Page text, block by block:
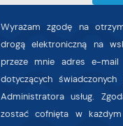
Wyrażam zgodę na
drogą elektroniczną na
przeze mnie adres e-mail
dotyczących świadczonych
Administratora usług.
zostać cofnięta w każdym
podstawie
stronach
Więcej